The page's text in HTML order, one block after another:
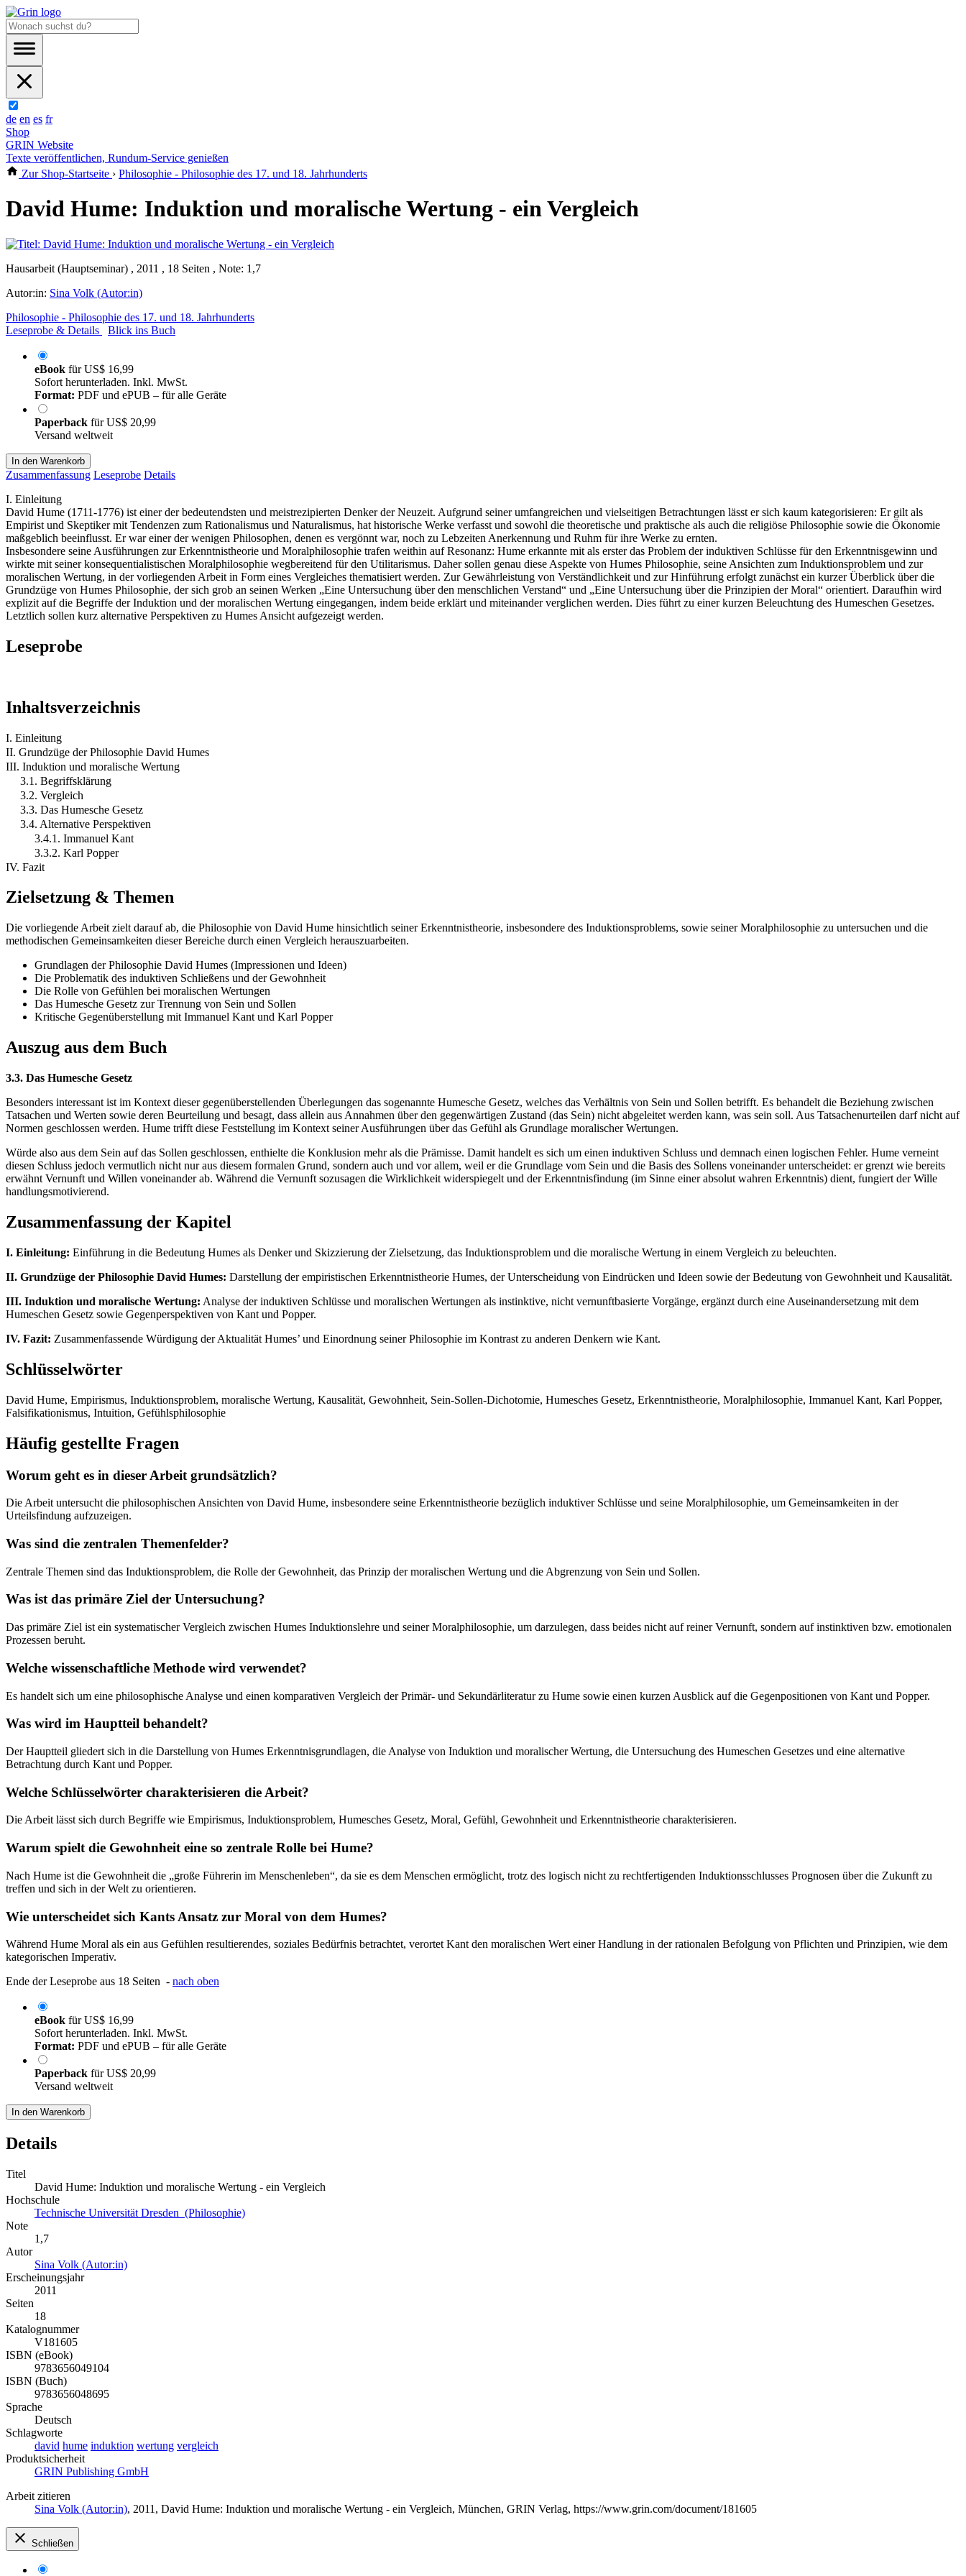
de en es fr
Shop
GRIN Website
Texte veröffentlichen, Rundum-Service genießen
Zur Shop-Startseite › Philosophie - Philosophie des 17. und 18. Jahrhunderts
David Hume: Induktion und moralische Wertung - ein Vergleich
Hausarbeit (Hauptseminar) , 2011 , 18 Seiten , Note: 1,7
Autor:in: Sina Volk (Autor:in)
Philosophie - Philosophie des 17. und 18. Jahrhunderts
Leseprobe & Details
Blick ins Buch
eBook fürUS$ 16,99
Sofort herunterladen. Inkl. MwSt.
Format: PDF und ePUB – für alle Geräte
Paperback fürUS$ 20,99
Versand weltweit
In den Warenkorb
Zusammenfassung Leseprobe Details
I. Einleitung
David Hume (1711-1776) ist einer der bedeutendsten und meistrezipierten Denker der Neuzeit. Aufgrund seiner umfangreichen und vielseitigen Betrachtungen lässt er sich kaum kategorisieren: Er gilt als
Empirist und Skeptiker mit Tendenzen zum Rationalismus und Naturalismus, hat historische Werke verfasst und sowohl die theoretische und praktische als auch die religiöse Philosophie sowie die Ökonomie
maßgeblich beeinflusst. Er war einer der wenigen Philosophen, denen es vergönnt war, noch zu Lebzeiten Anerkennung und Ruhm für ihre Werke zu ernten.
Insbesondere seine Ausführungen zur Erkenntnistheorie und Moralphilosophie trafen weithin auf Resonanz: Hume erkannte mit als erster das Problem der induktiven Schlüsse für den Erkenntnisgewinn und
wirkte mit seiner konsequentialistischen Moralphilosophie wegbereitend für den Utilitarismus. Daher sollen genau diese Aspekte von Humes Philosophie, seine Ansichten zum Induktionsproblem und zur
moralischen Wertung, in der vorliegenden Arbeit in Form eines Vergleiches thematisiert werden. Zur Gewährleistung von Verständlichkeit und zur Hinführung erfolgt zunächst ein kurzer Überblick über die
Grundzüge von Humes Philosophie, der sich grob an seinen Werken „Eine Untersuchung über den menschlichen Verstand“ und „Eine Untersuchung über die Prinzipien der Moral“ orientiert. Daraufhin wird
explizit auf die Begriffe der Induktion und der moralischen Wertung eingegangen, indem beide erklärt und miteinander verglichen werden. Dies führt zu einer kurzen Beleuchtung des Humeschen Gesetzes.
Letztlich sollen kurz alternative Perspektiven zu Humes Ansicht aufgezeigt werden.
Leseprobe
Inhaltsverzeichnis
I. Einleitung
II. Grundzüge der Philosophie David Humes
III. Induktion und moralische Wertung
3.1. Begriffsklärung
3.2. Vergleich
3.3. Das Humesche Gesetz
3.4. Alternative Perspektiven
3.4.1. Immanuel Kant
3.3.2. Karl Popper
IV. Fazit
Zielsetzung & Themen
Die vorliegende Arbeit zielt darauf ab, die Philosophie von David Hume hinsichtlich seiner Erkenntnistheorie, insbesondere des Induktionsproblems, sowie seiner Moralphilosophie zu untersuchen und die
methodischen Gemeinsamkeiten dieser Bereiche durch einen Vergleich herauszuarbeiten.
Grundlagen der Philosophie David Humes (Impressionen und Ideen)
Die Problematik des induktiven Schließens und der Gewohnheit
Die Rolle von Gefühlen bei moralischen Wertungen
Das Humesche Gesetz zur Trennung von Sein und Sollen
Kritische Gegenüberstellung mit Immanuel Kant und Karl Popper
Auszug aus dem Buch
3.3. Das Humesche Gesetz
Besonders interessant ist im Kontext dieser gegenüberstellenden Überlegungen das sogenannte Humesche Gesetz, welches das Verhältnis von Sein und Sollen betrifft. Es behandelt die Beziehung zwischen
Tatsachen und Werten sowie deren Beurteilung und besagt, dass allein aus Annahmen über den gegenwärtigen Zustand (das Sein) nicht abgeleitet werden kann, was sein soll. Aus Tatsachenurteilen darf nicht auf
Normen geschlossen werden. Hume trifft diese Feststellung im Kontext seiner Ausführungen über das Gefühl als Grundlage moralischer Wertungen.
Würde also aus dem Sein auf das Sollen geschlossen, enthielte die Konklusion mehr als die Prämisse. Damit handelt es sich um einen induktiven Schluss und demnach einen logischen Fehler. Hume verneint
diesen Schluss jedoch vermutlich nicht nur aus diesem formalen Grund, sondern auch und vor allem, weil er die Grundlage vom Sein und die Basis des Sollens voneinander unterscheidet: er grenzt wie bereits
erwähnt Vernunft und Willen voneinander ab. Während die Vernunft sozusagen die Wirklichkeit widerspiegelt und der Erkenntnisfindung (im Sinne einer absolut wahren Erkenntnis) dient, fungiert der Wille
handlungsmotivierend.
Zusammenfassung der Kapitel
I. Einleitung: Einführung in die Bedeutung Humes als Denker und Skizzierung der Zielsetzung, das Induktionsproblem und die moralische Wertung in einem Vergleich zu beleuchten.
II. Grundzüge der Philosophie David Humes: Darstellung der empiristischen Erkenntnistheorie Humes, der Unterscheidung von Eindrücken und Ideen sowie der Bedeutung von Gewohnheit und Kausalität.
III. Induktion und moralische Wertung: Analyse der induktiven Schlüsse und moralischen Wertungen als instinktive, nicht vernunftbasierte Vorgänge, ergänzt durch eine Auseinandersetzung mit dem
Humeschen Gesetz sowie Gegenperspektiven von Kant und Popper.
IV. Fazit: Zusammenfassende Würdigung der Aktualität Humes’ und Einordnung seiner Philosophie im Kontrast zu anderen Denkern wie Kant.
Schlüsselwörter
David Hume, Empirismus, Induktionsproblem, moralische Wertung, Kausalität, Gewohnheit, Sein-Sollen-Dichotomie, Humesches Gesetz, Erkenntnistheorie, Moralphilosophie, Immanuel Kant, Karl Popper,
Falsifikationismus, Intuition, Gefühlsphilosophie
Häufig gestellte Fragen
Worum geht es in dieser Arbeit grundsätzlich?
Die Arbeit untersucht die philosophischen Ansichten von David Hume, insbesondere seine Erkenntnistheorie bezüglich induktiver Schlüsse und seine Moralphilosophie, um Gemeinsamkeiten in der
Urteilsfindung aufzuzeigen.
Was sind die zentralen Themenfelder?
Zentrale Themen sind das Induktionsproblem, die Rolle der Gewohnheit, das Prinzip der moralischen Wertung und die Abgrenzung von Sein und Sollen.
Was ist das primäre Ziel der Untersuchung?
Das primäre Ziel ist ein systematischer Vergleich zwischen Humes Induktionslehre und seiner Moralphilosophie, um darzulegen, dass beides nicht auf reiner Vernunft, sondern auf instinktiven bzw. emotionalen
Prozessen beruht.
Welche wissenschaftliche Methode wird verwendet?
Es handelt sich um eine philosophische Analyse und einen komparativen Vergleich der Primär- und Sekundärliteratur zu Hume sowie einen kurzen Ausblick auf die Gegenpositionen von Kant und Popper.
Was wird im Hauptteil behandelt?
Der Hauptteil gliedert sich in die Darstellung von Humes Erkenntnisgrundlagen, die Analyse von Induktion und moralischer Wertung, die Untersuchung des Humeschen Gesetzes und eine alternative
Betrachtung durch Kant und Popper.
Welche Schlüsselwörter charakterisieren die Arbeit?
Die Arbeit lässt sich durch Begriffe wie Empirismus, Induktionsproblem, Humesches Gesetz, Moral, Gefühl, Gewohnheit und Erkenntnistheorie charakterisieren.
Warum spielt die Gewohnheit eine so zentrale Rolle bei Hume?
Nach Hume ist die Gewohnheit die „große Führerin im Menschenleben“, da sie es dem Menschen ermöglicht, trotz des logisch nicht zu rechtfertigenden Induktionsschlusses Prognosen über die Zukunft zu
treffen und sich in der Welt zu orientieren.
Wie unterscheidet sich Kants Ansatz zur Moral von dem Humes?
Während Hume Moral als ein aus Gefühlen resultierendes, soziales Bedürfnis betrachtet, verortet Kant den moralischen Wert einer Handlung in der rationalen Befolgung von Pflichten und Prinzipien, wie dem
kategorischen Imperativ.
Ende der Leseprobe aus 18 Seiten - nach oben
eBook fürUS$ 16,99
Sofort herunterladen. Inkl. MwSt.
Format: PDF und ePUB – für alle Geräte
Paperback fürUS$ 20,99
Versand weltweit
In den Warenkorb
Details
Titel
David Hume: Induktion und moralische Wertung - ein Vergleich
Hochschule
Technische Universität Dresden (Philosophie)
Note
1,7
Autor
Sina Volk (Autor:in)
Erscheinungsjahr
2011
Seiten
18
Katalognummer
V181605
ISBN (eBook)
9783656049104
ISBN (Buch)
9783656048695
Sprache
Deutsch
Schlagworte
david hume induktion wertung vergleich
Produktsicherheit
GRIN Publishing GmbH
Arbeit zitieren
Sina Volk (Autor:in), 2011, David Hume: Induktion und moralische Wertung - ein Vergleich, München, GRIN Verlag, https://www.grin.com/document/181605
Schließen